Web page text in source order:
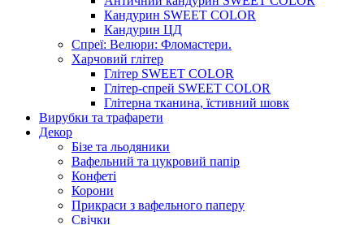
Кандурин SWEET COLOR
Кандурин ЦД
Спреї: Велюри: Фломастери.
Харчовий глітер
Глітер SWEET COLOR
Глітер-спрей SWEET COLOR
Глітерна тканина, їстивний шовк
Вирубки та трафарети
Декор
Бізе та льодяники
Вафельний та цукровий папір
Конфеті
Корони
Прикраси з вафельного паперу
Свічки